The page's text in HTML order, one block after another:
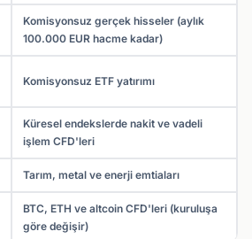
Komisyonsuz gerçek hisseler (aylık
100.000 EUR hacme kadar)
Komisyonsuz ETF yatırımı
Küresel endekslerde nakit ve vadeli
işlem CFD'leri
Tarım, metal ve enerji emtiaları
BTC, ETH ve altcoin CFD'leri (kuruluşa
göre değişir)